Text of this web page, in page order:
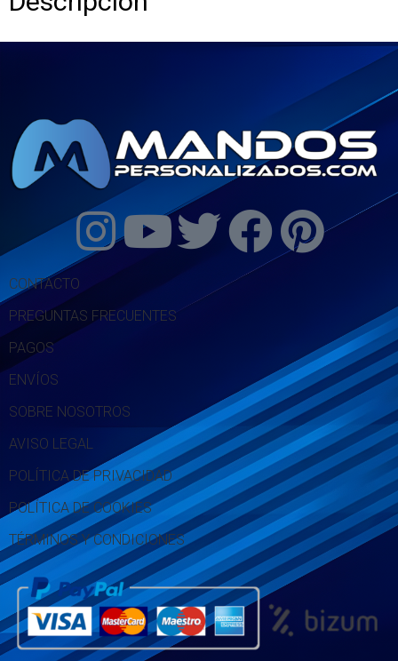
CONTACTO
PREGUNTAS FRECUENTES
PAGOS
ENVÍOS
SOBRE NOSOTROS
AVISO LEGAL
POLÍTICA DE PRIVACIDAD
POLÍTICA DE COOKIES
TÉRMINOS Y CONDICIONES